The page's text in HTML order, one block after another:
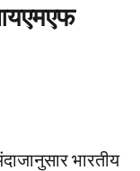
भारतीय